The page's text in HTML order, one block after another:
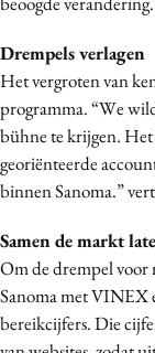
Drempels verlagen
Het vergroten van
programma. “We
bühne te krijgen.
georiënteerde
binnen Sanoma.”
Samen de markt
Om de drempel voor
Sanoma met VINEX
bereikcijfers. Die